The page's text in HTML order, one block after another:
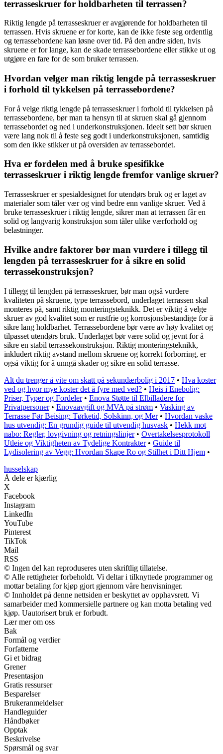
terrasseskruer for holdbarheten til terrassen?
Riktig lengde på terrasseskruer er avgjørende for holdbarheten til
terrassen. Hvis skruene er for korte, kan de ikke feste seg ordentlig
og terrassebordene kan løsne over tid. På den andre siden, hvis
skruene er for lange, kan de skade terrassebordene eller stikke ut og
utgjøre en fare for de som bruker terrassen.
Hvordan velger man riktig lengde på terrasseskruer
i forhold til tykkelsen på terrassebordene?
For å velge riktig lengde på terrasseskruer i forhold til tykkelsen på
terrassebordene, bør man ta hensyn til at skruen skal gå gjennom
terrassebordet og ned i underkonstruksjonen. Ideelt sett bør skruen
være lang nok til å feste seg godt i underkonstruksjonen, samtidig
som den ikke stikker ut på oversiden av terrassebordet.
Hva er fordelen med å bruke spesifikke
terrasseskruer i riktig lengde fremfor vanlige skruer?
Terrasseskruer er spesialdesignet for utendørs bruk og er laget av
materialer som tåler vær og vind bedre enn vanlige skruer. Ved å
bruke terrasseskruer i riktig lengde, sikrer man at terrassen får en
solid og langvarig konstruksjon som tåler ulike værforhold og
belastninger.
Hvilke andre faktorer bør man vurdere i tillegg til
lengden på terrasseskruer for å sikre en solid
terrassekonstruksjon?
I tillegg til lengden på terrasseskruer, bør man også vurdere
kvaliteten på skruene, type terrassebord, underlaget terrassen skal
monteres på, samt riktig monteringsteknikk. Det er viktig å velge
skruer av god kvalitet som er rustfrie og korrosjonsbestandige for å
sikre lang holdbarhet. Terrassebordene bør være av høy kvalitet og
tilpasset utendørs bruk. Underlaget bør være solid og jevnt for å
sikre en stabil terrassekonstruksjon. Riktig monteringsteknikk,
inkludert riktig avstand mellom skruene og korrekt forborring, er
også viktig for å unngå skader og sikre en solid terrasse.
Alt du trenger å vite om skatt på sekundærbolig i 2017 • Hva koster
ved og hvor mye koster det å fyre med ved? • Heis i Enebolig:
Priser, Typer og Fordeler• Enova Støtte til Elbilladere for
Privatpersoner• Enovaavgift og MVA på strøm • Vasking av
Terrasse Før Beising: Tørketid, Solskinn, og Mer• Hvordan vaske
hus utvendig: En grundig guide til utvendig husvask • Hekk mot
nabo: Regler, lovgivning og retningslinjer• Overtakelsesprotokoll
Utleie og Viktigheten av Tydelige Kontrakter• Guide til
Lydisolering av Vegg: Hvordan Skape Ro og Stilhet i Ditt Hjem •
husselskap
Å dele er kjærlig
X
Facebook
Instagram
LinkedIn
YouTube
Pinterest
TikTok
Mail
RSS
© Ingen del kan reproduseres uten skriftlig tillatelse.
© Alle rettigheter forbeholdt. Vi deltar i tilknyttede programmer og
mottar betaling for kjøp gjort gjennom våre henvisninger.
© Innholdet på denne nettsiden er beskyttet av opphavsrett. Vi
samarbeider med kommersielle partnere og kan motta betaling ved
kjøp. Uautorisert bruk er forbudt.
Lær mer om oss
Bak
Formål og verdier
Forfatterne
Gi et bidrag
Grener
Presentasjon
Gratis ressurser
Besparelser
Brukeranmeldelser
Handleguider
Håndbøker
Opptak
Beskrivelse
Spørsmål og svar